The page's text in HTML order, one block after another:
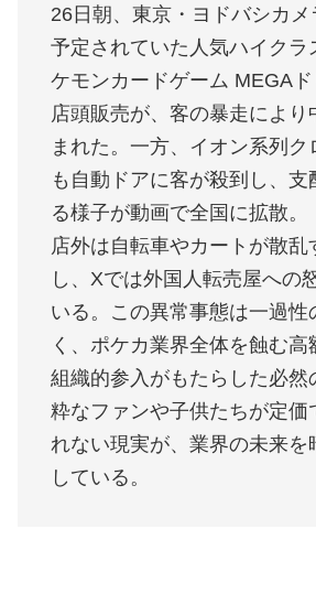
26日朝、東京・ヨドバシカ
予定されていた人気ハイクラ
ケモンカードゲーム MEGA
店頭販売が、客の暴走により
まれた。一方、イオン系列ク
も自動ドアに客が殺到し、支
る様子が動画で全国に拡散。
店外は自転車やカートが散乱
し、Xでは外国人転売屋への
いる。この異常事態は一過性
く、ポケカ業界全体を蝕む高
組織的参入がもたらした必然
粋なファンや子供たちが定価
れない現実が、業界の未来を
している。